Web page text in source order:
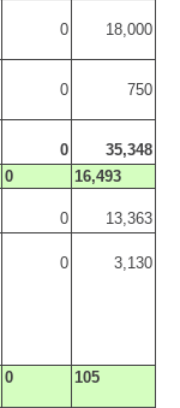
0 18,000
0 750
0
35,348
0 16,493
0 13,363
0 3,130
0 105